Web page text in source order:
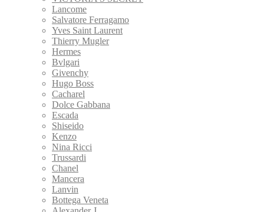
Lancome
Salvatore Ferragamo
Yves Saint Laurent
Thierry Mugler
Hermes
Bvlgari
Givenchy
Hugo Boss
Cacharel
Dolce Gabbana
Escada
Shiseido
Kenzo
Nina Ricci
Trussardi
Chanel
Mancera
Lanvin
Bottega Veneta